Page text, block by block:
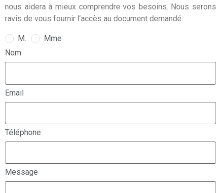
nous aidera à mieux comprendre vos besoins. Nous serons
ravis de vous fournir l’accès au document demandé.
M.
Mme
Nom
Email
Téléphone
Message